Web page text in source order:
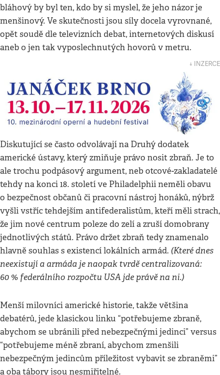
bláhový by byl ten, kdo by si myslel, že jeho názor je
menšinový. Ve skutečnosti jsou síly docela vyrovnané,
opět soudě dle televizních debat, internetových diskusí
aneb o jen tak vyposlechnutých hovorů v metru.
↓ INZERCE
Diskutující se často odvolávají na Druhý dodatek
americké ústavy, který zmiňuje právo nosit zbraň. Je to
ale trochu podpásový argument, neb otcové-zakladatelé
tehdy na konci 18. století ve Philadelphii neměli obavu
o bezpečnost občanů či pracovní nástroj honáků, nýbrž
vyšli vstříc tehdejším antifederalistům, kteří měli strach,
že jim nové centrum poleze do zelí a zruší domobrany
jednotlivých států. Právo držet zbraň tedy znamenalo
hlavně souhlas s existencí lokálních armád. (Které dnes
neexistují a armáda je naopak tvrdě centralizovaná:
60 % federálního rozpočtu USA jde právě na ni.)
Menší milovníci americké historie, takže většina
debatérů, jede klasickou linku “potřebujeme zbraně,
abychom se ubránili před nebezpečnými jedinci” versus
“potřebujeme méně zbraní, abychom zmenšili
nebezpečným jedincům příležitost vybavit se zbraněmi”
a oba tábory jsou nesmiřitelné.